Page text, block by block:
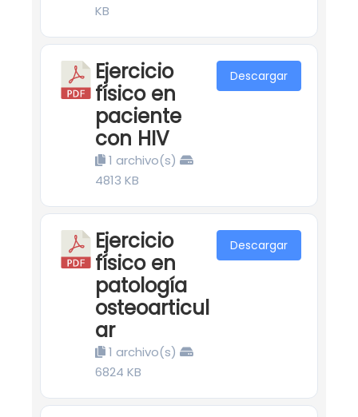
KB
Ejercicio
físico en
paciente
con HIV
1 archivo(s)
4813 KB
Descargar
Ejercicio
físico en
patología
osteoarticul
ar
1 archivo(s)
6824 KB
Descargar